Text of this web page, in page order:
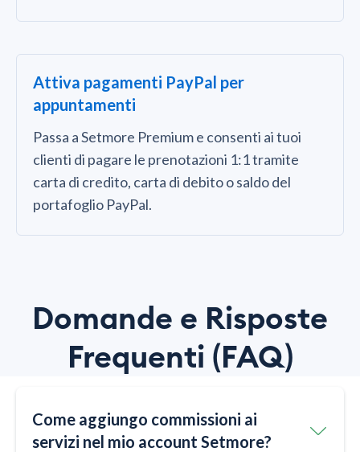
Attiva pagamenti PayPal per
appuntamenti
Passa a Setmore Premium e consenti ai tuoi
clienti di pagare le prenotazioni 1:1 tramite
carta di credito, carta di debito o saldo del
portafoglio PayPal.
Domande e Risposte
Frequenti (FAQ)
Come aggiungo commissioni ai
servizi nel mio account Setmore?